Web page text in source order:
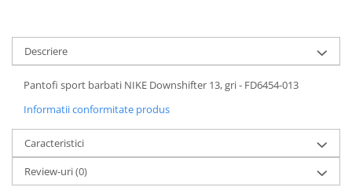
Descriere
Pantofi sport barbati NIKE Downshifter 13, gri - FD6454-013
Informatii conformitate produs
Caracteristici
Review-uri(0)